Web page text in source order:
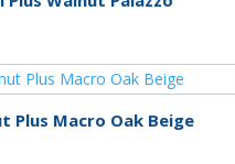
Plus Macro Oak Beige